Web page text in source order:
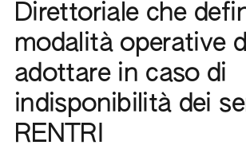
Direttoriale che
modalità operative
adottare in caso di
indisponibilità dei
RENTRI